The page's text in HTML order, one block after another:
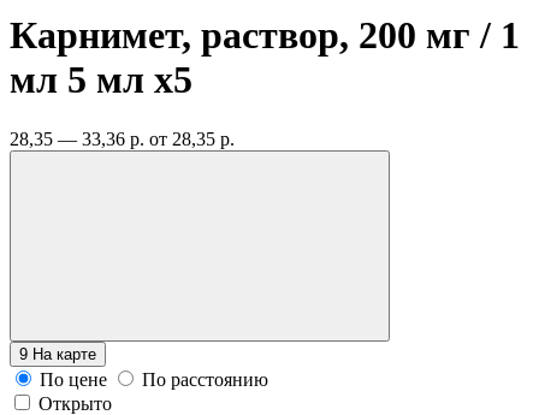
Карнимет, раствор, 200 мг / 1
мл 5 мл x5
28,35 — 33,36 р. от 28,35 р.
9 На карте
По цене
По расстоянию
Открыто